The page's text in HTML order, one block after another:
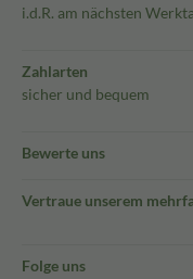
i.d.R. am nächsten
Zahlarten
sicher und bequem
Bewerte uns
Vertraue unserem
Folge uns